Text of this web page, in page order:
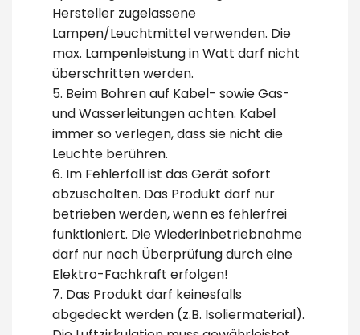
Hersteller zugelassene
Lampen/Leuchtmittel verwenden. Die
max. Lampenleistung in Watt darf nicht
überschritten werden.
5. Beim Bohren auf Kabel- sowie Gas-
und Wasserleitungen achten. Kabel
immer so verlegen, dass sie nicht die
Leuchte berühren.
6. Im Fehlerfall ist das Gerät sofort
abzuschalten. Das Produkt darf nur
betrieben werden, wenn es fehlerfrei
funktioniert. Die Wiederinbetriebnahme
darf nur nach Überprüfung durch eine
Elektro-Fachkraft erfolgen!
7. Das Produkt darf keinesfalls
abgedeckt werden (z.B. Isoliermaterial).